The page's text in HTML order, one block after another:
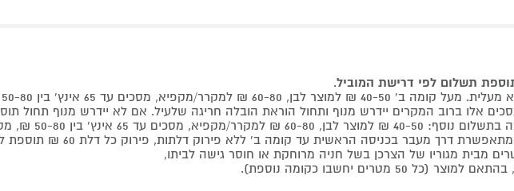
תשלום לפי דרישת המוביל.
למקרר/מקפיא, מסכים עד 65 אינץ' בין 50-80 ₪
50-80 ₪, מסכים מ-75 אינץ' ומעלה 80-100 ₪.
מעבר בכניסה הראשית עד קומה ב' ללא פירוק דלתות, פירוק כל דלת 60 ₪ תוספת למוביל בבית.
יחשבו כקומה נוספת).